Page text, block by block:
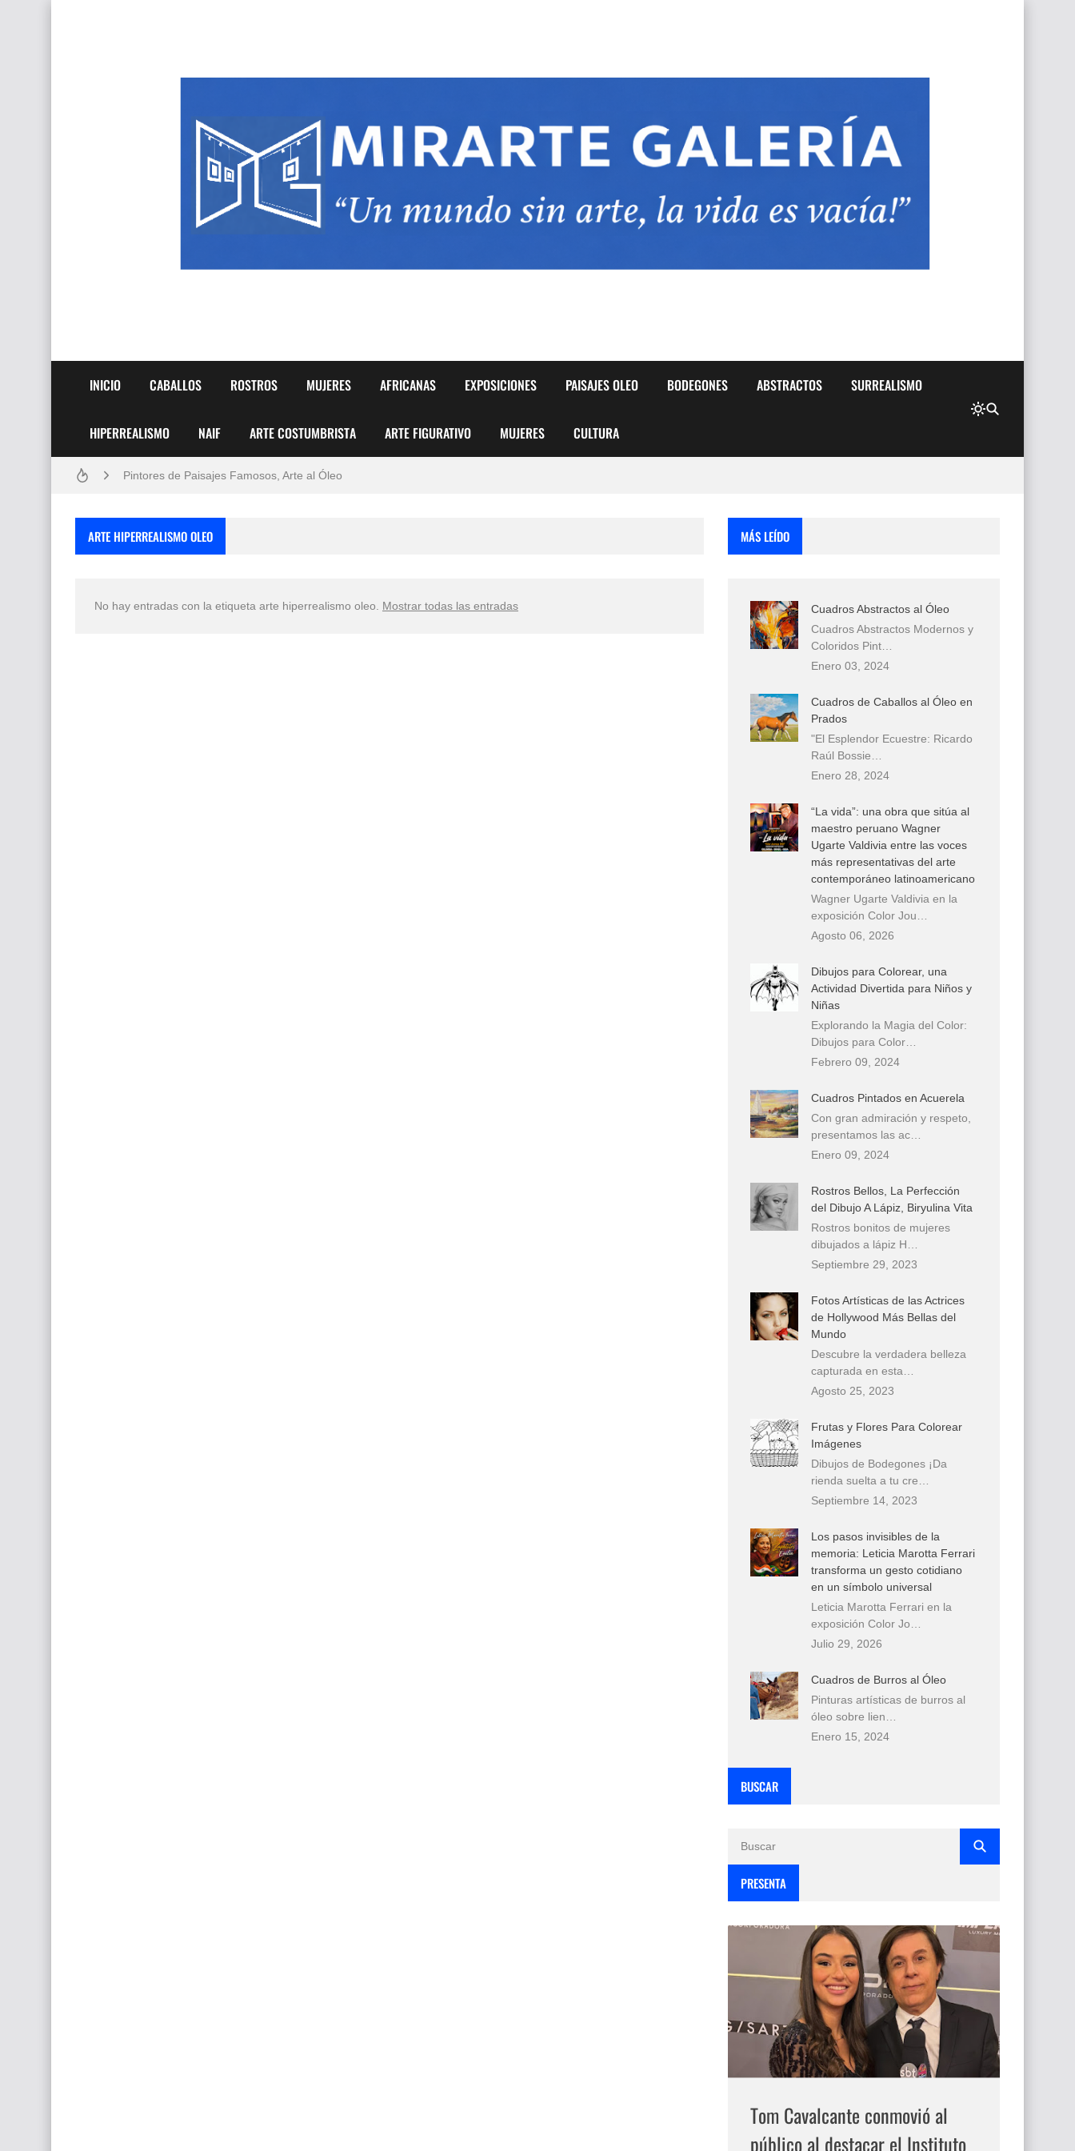
INICIO CABALLOS ROSTROS MUJERES AFRICANAS EXPOSICIONES PAISAJES OLEO BODEGONES ABSTRACTOS SURREALISMO
HIPERREALISMO NAIF ARTE COSTUMBRISTA ARTE FIGURATIVO MUJERES CULTURA
Frutas y Flores Para Colorear Imágenes
Pintores de Paisajes Famosos, Arte al Óleo
ARTE HIPERREALISMO OLEO
No hay entradas con la etiqueta arte hiperrealismo oleo Mostrar todas las entradas
MÁS LEÍDO
Cuadros Abstractos al Óleo
Cuadros Abstractos Modernos y
Coloridos Pint…
Enero 03, 2024
Cuadros de Caballos al Óleo en
Prados
"El Esplendor Ecuestre: Ricardo
Raúl Bossie…
Enero 28, 2024
“La vida”: una obra que sitúa al
maestro peruano Wagner
Ugarte Valdivia entre las voces
más representativas del arte
contemporáneo latinoamericano
Wagner Ugarte Valdivia en la
exposición Color Jou…
Agosto 06, 2026
Dibujos para Colorear, una
Actividad Divertida para Niños y
Niñas
Explorando la Magia del Color:
Dibujos para Color…
Febrero 09, 2024
Cuadros Pintados en Acuerela
Con gran admiración y respeto,
presentamos las ac…
Enero 09, 2024
Rostros Bellos, La Perfección
del Dibujo A Lápiz, Biryulina Vita
Rostros bonitos de mujeres
dibujados a lápiz H…
Septiembre 29, 2023
Fotos Artísticas de las Actrices
de Hollywood Más Bellas del
Mundo
Descubre la verdadera belleza
capturada en esta…
Agosto 25, 2023
Frutas y Flores Para Colorear
Imágenes
Dibujos de Bodegones ¡Da
rienda suelta a tu cre…
Septiembre 14, 2023
Los pasos invisibles de la
memoria: Leticia Marotta Ferrari
transforma un gesto cotidiano
en un símbolo universal
Leticia Marotta Ferrari en la
exposición Color Jo…
Julio 29, 2026
Cuadros de Burros al Óleo
Pinturas artísticas de burros al
óleo sobre lien…
Enero 15, 2024
BUSCAR
PRESENTA
Tom Cavalcante conmovió al
público al destacar el Instituto